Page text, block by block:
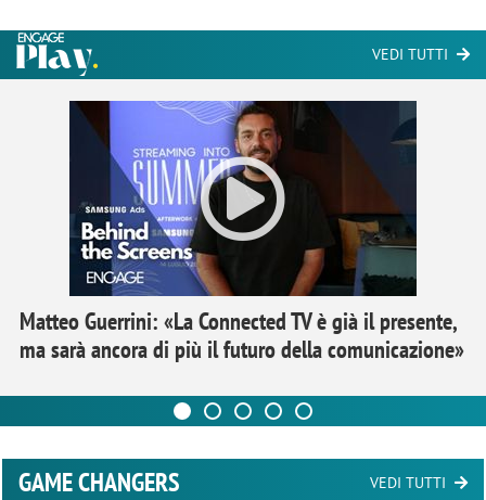
VEDI TUTTI
Matteo Guerrini: «La Connected TV è già il presente,
ma sarà ancora di più il futuro della comunicazione»
GAME CHANGERS VEDI TUTTI